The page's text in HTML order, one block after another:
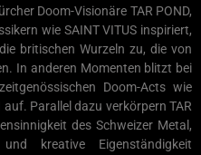
Doom-Visionäre TAR POND,
wie SAINT VITUS inspiriert,
britischen Wurzeln zu, die von
In anderen Momenten blitzt bei
Doom-Acts wie
auf. Parallel dazu verkörpern TAR
des Schweizer Metal,
kreative Eigenständigkeit